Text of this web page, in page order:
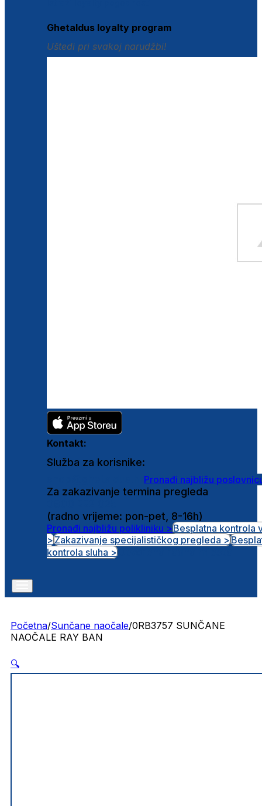
Ghetaldus loyalty program
Uštedi pri svakoj narudžbi!
Kontakt:
Služba za korisnike:
Pronađi najbližu
Za zakazivanje termina pregleda
(radno vrijeme: pon-pet, 8-16h)
Pronađi najbližu polikliniku >Besplatna kontrola
>Zakazivanje specijalističkog pregleda >
kontrola sluha >
Početna/Sunčane naočale/0RB3757 SUNČANE
NAOČALE RAY BAN
🔍